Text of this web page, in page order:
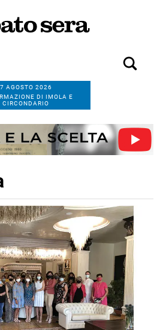
7 AGOSTO 2026
DI IMOLA E
CIRCONDARIO